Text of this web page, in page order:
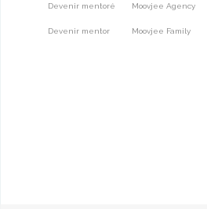
Devenir mentoré
Devenir mentor
Moovjee Agency
Moovjee Family